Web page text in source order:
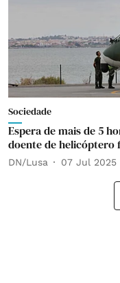
Sociedade
Espera de mais de 5
doente de helicóptero
DN/Lusa 07 Jul 2025